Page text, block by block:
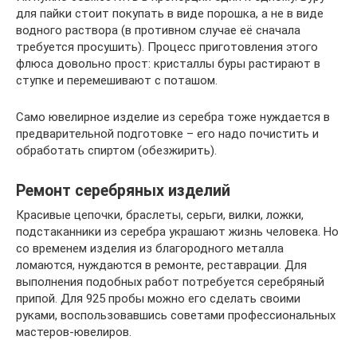
для пайки стоит покупать в виде порошка, а не в виде
водного раствора (в противном случае её сначала
требуется просушить). Процесс приготовления этого
флюса довольно прост: кристаллы буры растирают в
ступке и перемешивают с поташом.
Само ювелирное изделие из серебра тоже нуждается в
предварительной подготовке – его надо почистить и
обработать спиртом (обезжирить).
Ремонт серебряных изделий
Красивые цепочки, браслеты, серьги, вилки, ложки,
подстаканники из серебра украшают жизнь человека. Но
со временем изделия из благородного металла
ломаются, нуждаются в ремонте, реставрации. Для
выполнения подобных работ потребуется серебряный
припой. Для 925 пробы можно его сделать своими
руками, воспользовавшись советами профессиональных
мастеров-ювелиров.